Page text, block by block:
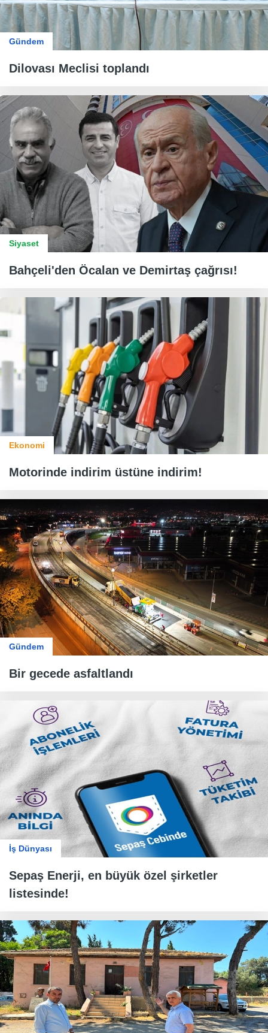
Gündem
Dilovası Meclisi toplandı
Siyaset
Bahçeli'den Öcalan ve Demirtaş çağrısı!
Ekonomi
Motorinde indirim üstüne indirim!
Gündem
Bir gecede asfaltlandı
İş Dünyası
Sepaş Enerji, en büyük özel şirketler
listesinde!